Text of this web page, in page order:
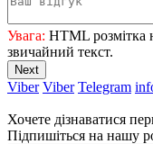
Увага: HTML розмітка
звичайний текст.
Next
Viber Viber Telegram
Хочете дізнаватися
Підпишіться на нашу